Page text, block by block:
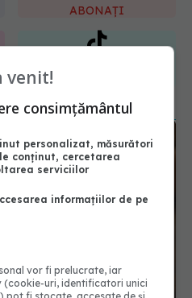
1401
URMĂRITORI
îți topește
venit!
consimțământul
personalizat, măsurători
conținut, cercetarea
serviciilor
informațiilor de pe
vor fi prelucrate, iar
uri, identificatori unici